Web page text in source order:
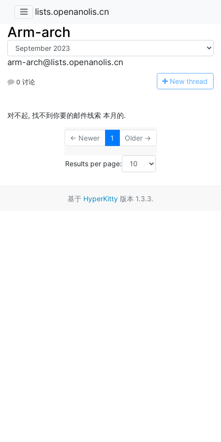
lists.openanolis.cn
Arm-arch
arm-arch@lists.openanolis.cn
0 讨论 New thread
对不起, 找不到你要的邮件线索 本月的.
← Newer 1 Older →
Results per page:
基于 HyperKitty 版本 1.3.3.